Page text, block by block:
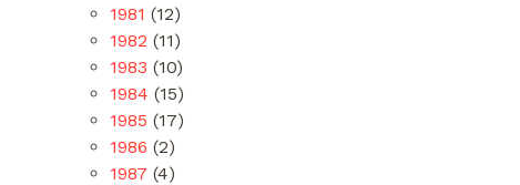
1981 (12)
1982 (11)
1983 (10)
1984 (15)
1985 (17)
1986 (2)
1987 (4)